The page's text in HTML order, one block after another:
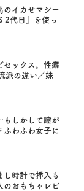
イカせマシー
2代目』を使っ
セックス。性癖
派の違い／妹
もしかして膣が
ふわふわ女子に
し時計で挿入も
のおもちゃレビ